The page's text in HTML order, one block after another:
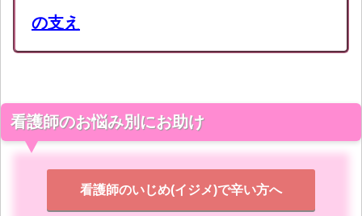
の支え
看護師のお悩み別にお助け
看護師のいじめ(イジメ)で辛い方へ